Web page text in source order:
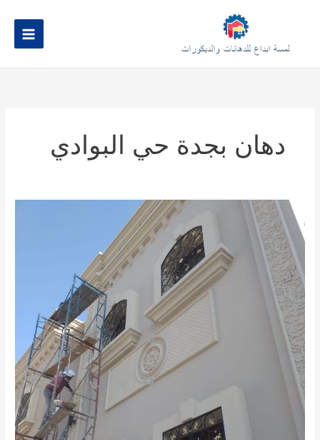
دهان بجدة حي البوادي
مقاول
دهانات
وبويات
خارجية
في
جدة